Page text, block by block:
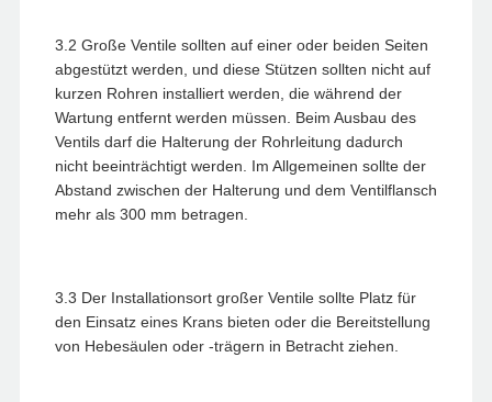
3.2 Große Ventile sollten auf einer oder beiden Seiten
abgestützt werden, und diese Stützen sollten nicht auf
kurzen Rohren installiert werden, die während der
Wartung entfernt werden müssen. Beim Ausbau des
Ventils darf die Halterung der Rohrleitung dadurch
nicht beeinträchtigt werden. Im Allgemeinen sollte der
Abstand zwischen der Halterung und dem Ventilflansch
mehr als 300 mm betragen.
3.3 Der Installationsort großer Ventile sollte Platz für
den Einsatz eines Krans bieten oder die Bereitstellung
von Hebesäulen oder -trägern in Betracht ziehen.